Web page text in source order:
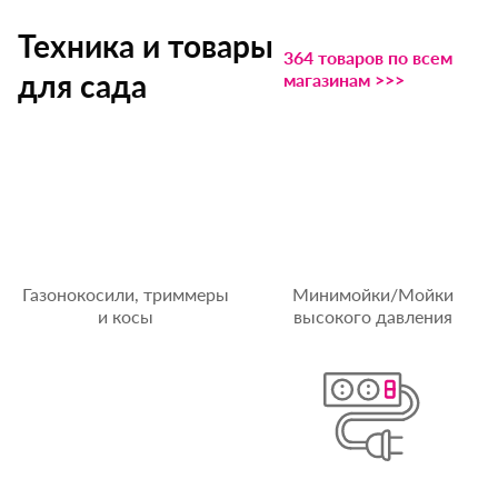
Техника и товары
для сада
364 товаров по всем
магазинам >>>
Газонокосили, триммеры
и косы
Минимойки/Мойки
высокого давления